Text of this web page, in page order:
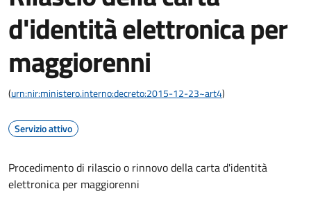
d'identità elettronica per
maggiorenni
(urn:nir:ministero.interno:decreto:2015-12-23~art4)
Servizio attivo
Procedimento di rilascio o rinnovo della carta d'identità
elettronica per maggiorenni